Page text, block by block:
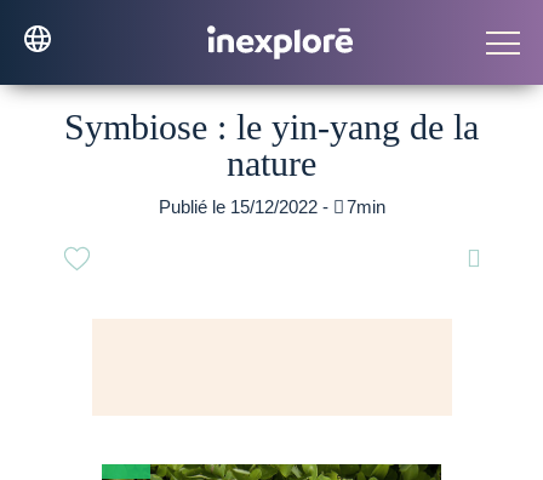
Symbiose : le yin-yang de la
nature
Publié le 15/12/2022 - 7min
